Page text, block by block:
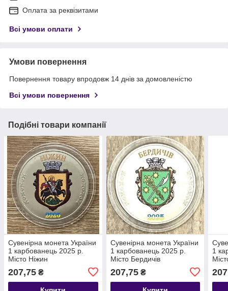
Оплата за реквізитами
Всі умови оплати
Умови повернення
Повернення товару впродовж 14 днів за домовленістю
Всі умови повернення
Подібні товари компанії
Сувенірна монета України
1 карбованець 2025 р.
Місто Ніжин
207,75 ₴
Сувенірна монета України
1 карбованець 2025 р.
Місто Бердичів
207,75₴
1